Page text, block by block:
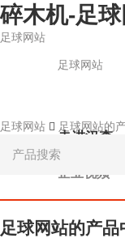
碎木机-足
足球网站
足球网站
走进汉森
关于足球网
企业视频
足球网站 足球网站的
足球网站的产品